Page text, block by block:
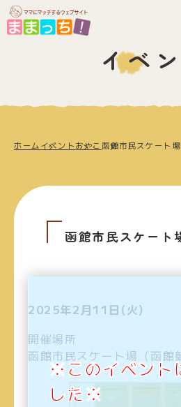
イベ
ホーム イベントおやこ 函館市民スケート
函館市民スケート
2025年2月11日(火)
開催場所
函館市民スケート場（函館
※このイベント
した※